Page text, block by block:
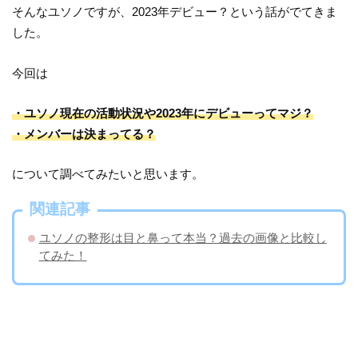
そんなユソノですが、2023年デビュー？という話がでてきま
した。
今回は
・ユソノ現在の活動状況や2023年にデビューってマジ？
・メンバーは決まってる？
について調べてみたいと思います。
関連記事
ユソノの整形は目と鼻って本当？過去の画像と比較し
てみた！